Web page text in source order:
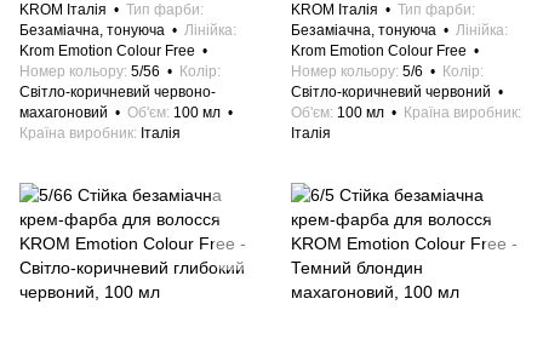
KROM Італія
Тип фарби
Безаміачна, тонуюча
Лінійка
Krom Emotion Colour Free
Номер кольору 5/56
Колір
Світло-коричневий червоно-
махагоновий
Об'єм 100 мл
Країна виробник
Італія
KROM Італія
Тип фарби
Безаміачна, тонуюча
Лінійка
Krom Emotion Colour Free
Номер кольору 5/6
Колір
Світло-коричневий червоний
Об'єм 100 мл
Країна виробник
Італія